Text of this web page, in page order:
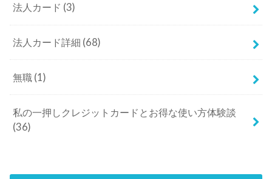
法人カード (3)
法人カード詳細 (68)
無職 (1)
私の一押しクレジットカードとお得な使い方体験談
(36)